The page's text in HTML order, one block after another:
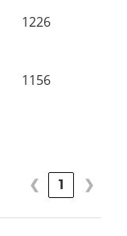
1226
1156
❮ 1 ❯